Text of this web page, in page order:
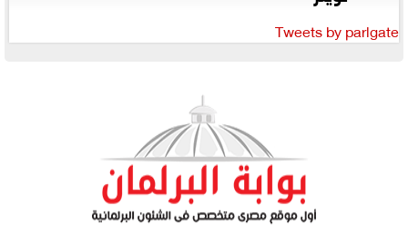
Tweets by parlgate